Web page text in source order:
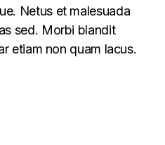
Netus et malesuada
sed. Morbi blandit
etiam non quam lacus.